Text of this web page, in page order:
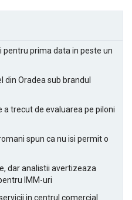
pentru prima data in peste un
Oradea sub brandul
a trecut de evaluarea pe piloni
spun ca nu isi permit o
dar analistii avertizeaza
IMM-uri
in centrul comercial